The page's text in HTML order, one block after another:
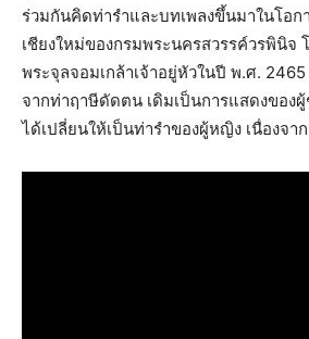
ร่วมกันคิดท่ารำและบทเพลงขึ้นมาในโอก
เชียงใหม่ของกรมพระนครสวรรค์วรพินิจ
พระจุลจอมเกล้าเจ้าอยู่หัวในปี พ.ศ.
จากท่าฤาษีดัดตน เดิมเป็นการแสดงของ
ได้เปลี่ยนให้เป็นท่ารำของผู้หญิง เนื่องจา